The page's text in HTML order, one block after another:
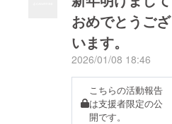
おめでとうござ
います。
2026/01/08 18:46
こちらの活動報告
は支援者限定の公
開です。